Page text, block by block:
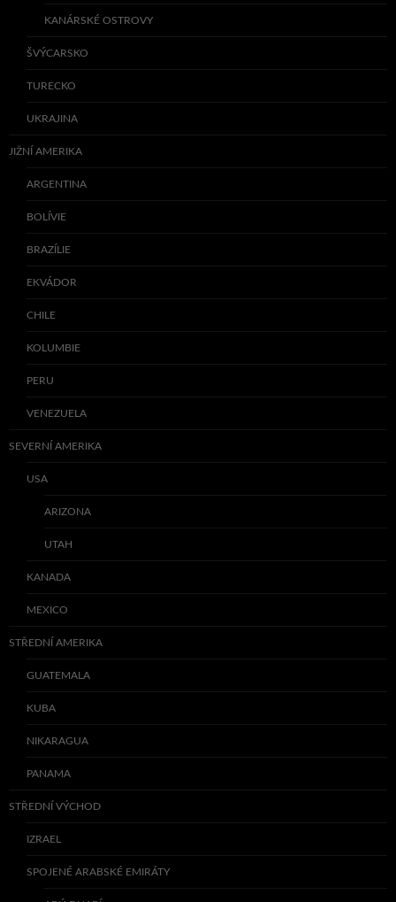
KANÁRSKÉ OSTROVY
ŠVÝCARSKO
TURECKO
UKRAJINA
JIŽNÍ AMERIKA
ARGENTINA
BOLÍVIE
BRAZÍLIE
EKVÁDOR
CHILE
KOLUMBIE
PERU
VENEZUELA
SEVERNÍ AMERIKA
USA
ARIZONA
UTAH
KANADA
MEXICO
STŘEDNÍ AMERIKA
GUATEMALA
KUBA
NIKARAGUA
PANAMA
STŘEDNÍ VÝCHOD
IZRAEL
SPOJENÉ ARABSKÉ EMIRÁTY